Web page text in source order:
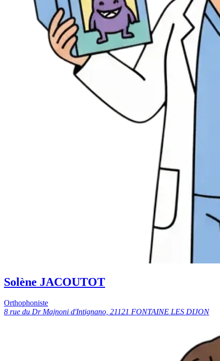
Solène JACOUTOT
Orthophoniste
8 rue du Dr Majnoni d'Intignano, 21121 FONTAINE LES DIJON